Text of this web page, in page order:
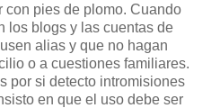
con pies de plomo. Cuando
los blogs y las cuentas de
alias y que no hagan
o a cuestiones familiares.
por si detecto intromisiones
en que el uso debe ser